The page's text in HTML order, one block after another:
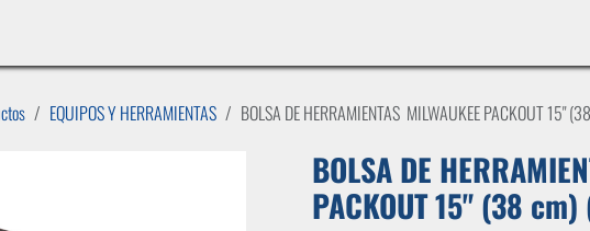
EQUIPOS Y HERRAMIENTAS BOLSA DE HERRAMIENTAS MILWAUKEE PACKOUT 15"
BOLSA DE
PACKOUT 15" (38